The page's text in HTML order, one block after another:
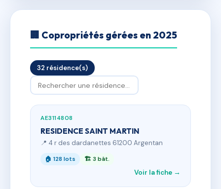
🏢 Copropriétés gérées en 2025
32 résidence(s)
AE3114808
RESIDENCE SAINT MARTIN
📍 4 r des dardanettes 61200 Argentan
🏠 128 lots 🏗 3 bât.
Voir la fiche →